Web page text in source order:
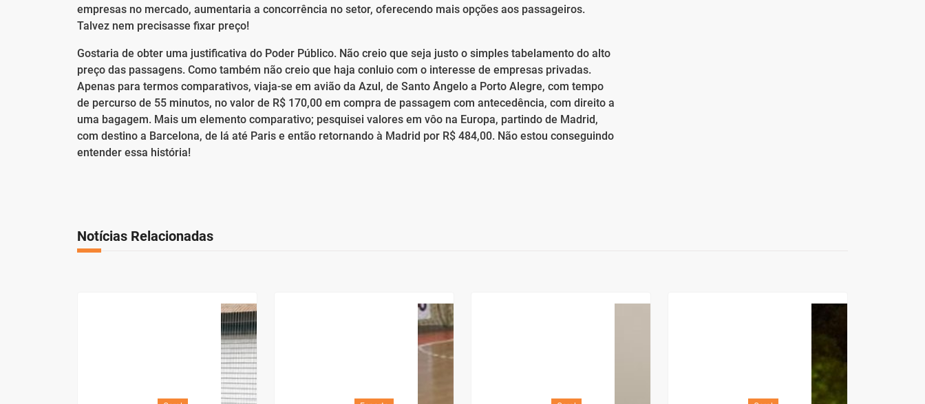
empresas no mercado, aumentaria a concorrência no setor, oferecendo mais opções aos passageiros.
Talvez nem precisasse fixar preço!
Gostaria de obter uma justificativa do Poder Público. Não creio que seja justo o simples tabelamento do alto
preço das passagens. Como também não creio que haja conluio com o interesse de empresas privadas.
Apenas para termos comparativos, viaja-se em avião da Azul, de Santo Ângelo a Porto Alegre, com tempo
de percurso de 55 minutos, no valor de R$ 170,00 em compra de passagem com antecedência, com direito a
uma bagagem. Mais um elemento comparativo; pesquisei valores em vôo na Europa, partindo de Madrid,
com destino a Barcelona, de lá até Paris e então retornando à Madrid por R$ 484,00. Não estou conseguindo
entender essa história!
Notícias Relacionadas